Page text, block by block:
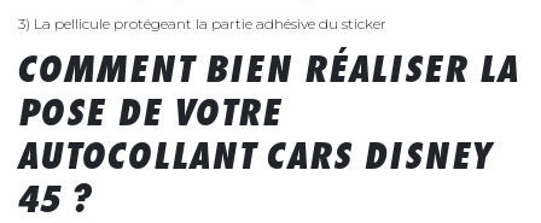
3) La pellicule protégeant la partie adhésive du sticker
COMMENT BIEN RÉALISER LA
POSE DE VOTRE
AUTOCOLLANT CARS DISNEY
45 ?